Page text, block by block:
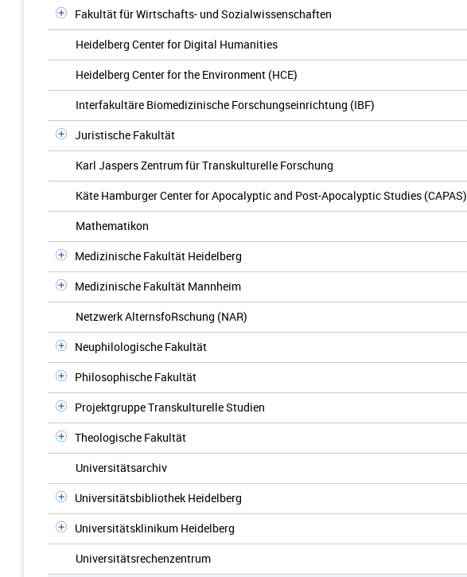
Fakultät für Wirtschafts- und Sozialwissenschaften
Heidelberg Center for Digital Humanities
Heidelberg Center for the Environment (HCE)
Interfakultäre Biomedizinische Forschungseinrichtung (IBF)
Juristische Fakultät
Karl Jaspers Zentrum für Transkulturelle Forschung
Käte Hamburger Center for Apocalyptic and Post-Apocalyptic Studies (CAPAS)
Mathematikon
Medizinische Fakultät Heidelberg
Medizinische Fakultät Mannheim
Netzwerk AlternsfoRschung (NAR)
Neuphilologische Fakultät
Philosophische Fakultät
Projektgruppe Transkulturelle Studien
Theologische Fakultät
Universitätsarchiv
Universitätsbibliothek Heidelberg
Universitätsklinikum Heidelberg
Universitätsrechenzentrum